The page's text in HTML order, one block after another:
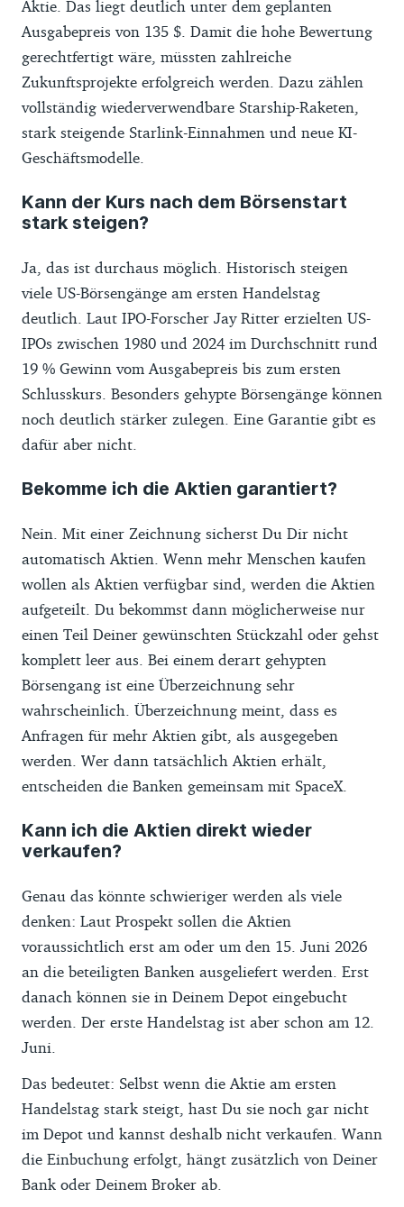
Aktie. Das liegt deutlich unter dem geplanten
Ausgabepreis von 135 $. Damit die hohe Bewertung
gerechtfertigt wäre, müssten zahlreiche
Zukunftsprojekte erfolgreich werden. Dazu zählen
vollständig wiederverwendbare Starship-Raketen,
stark steigende Starlink-Einnahmen und neue KI-
Geschäftsmodelle.
Kann der Kurs nach dem Börsenstart
stark steigen?
Ja, das ist durchaus möglich. Historisch steigen
viele US-Börsengänge am ersten Handelstag
deutlich. Laut IPO-Forscher Jay Ritter erzielten US-
IPOs zwischen 1980 und 2024 im Durchschnitt rund
19 % Gewinn vom Ausgabepreis bis zum ersten
Schlusskurs. Besonders gehypte Börsengänge können
noch deutlich stärker zulegen. Eine Garantie gibt es
dafür aber nicht.
Bekomme ich die Aktien garantiert?
Nein. Mit einer Zeichnung sicherst Du Dir nicht
automatisch Aktien. Wenn mehr Menschen kaufen
wollen als Aktien verfügbar sind, werden die Aktien
aufgeteilt. Du bekommst dann möglicherweise nur
einen Teil Deiner gewünschten Stückzahl oder gehst
komplett leer aus. Bei einem derart gehypten
Börsengang ist eine Überzeichnung sehr
wahrscheinlich. Überzeichnung meint, dass es
Anfragen für mehr Aktien gibt, als ausgegeben
werden. Wer dann tatsächlich Aktien erhält,
entscheiden die Banken gemeinsam mit SpaceX.
Kann ich die Aktien direkt wieder
verkaufen?
Genau das könnte schwieriger werden als viele
denken: Laut Prospekt sollen die Aktien
voraussichtlich erst am oder um den 15. Juni 2026
an die beteiligten Banken ausgeliefert werden. Erst
danach können sie in Deinem Depot eingebucht
werden. Der erste Handelstag ist aber schon am 12.
Juni.
Das bedeutet: Selbst wenn die Aktie am ersten
Handelstag stark steigt, hast Du sie noch gar nicht
im Depot und kannst deshalb nicht verkaufen. Wann
die Einbuchung erfolgt, hängt zusätzlich von Deiner
Bank oder Deinem Broker ab.